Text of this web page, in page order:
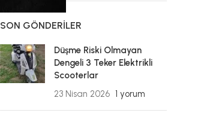
SON GÖNDERILER
Düşme Riski Olmayan
Dengeli 3 Teker Elektrikli
Scooterlar
23 Nisan 2026 1 yorum